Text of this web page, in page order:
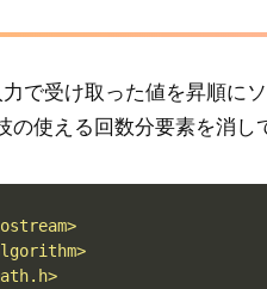
で受け取った値を昇順に
の使える回数分要素を消